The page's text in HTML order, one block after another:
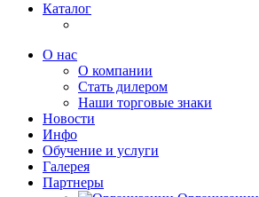
Каталог
О нас
О компании
Стать дилером
Наши торговые знаки
Новости
Инфо
Обучение и услуги
Галерея
Партнеры